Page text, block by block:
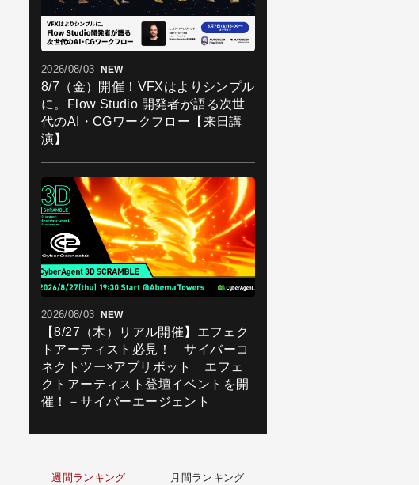
2026/08/03 NEW
8/7（金）開催！VFXはよりシンプル
に。Flow Studio 開発者が語る次世
代のAI・CGワークフロー【来日講
演】
2026/08/03 NEW
【8/27（木）リアル開催】エフェク
トアーティスト必見！ サイバーコ
ネクトツー×アプリボット エフェ
クトアーティスト登壇イベントを開
催！－サイバーエージェント
週間ランキング 月間ランキング